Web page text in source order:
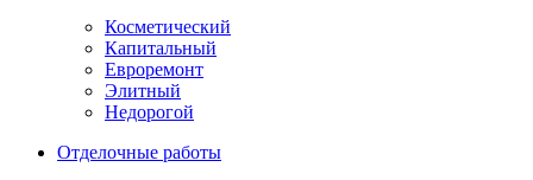
Косметический
Капитальный
Евроремонт
Элитный
Недорогой
Отделочные работы